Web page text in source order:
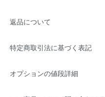
返品について
特定商取引法に基づく表記
オプションの値段詳細